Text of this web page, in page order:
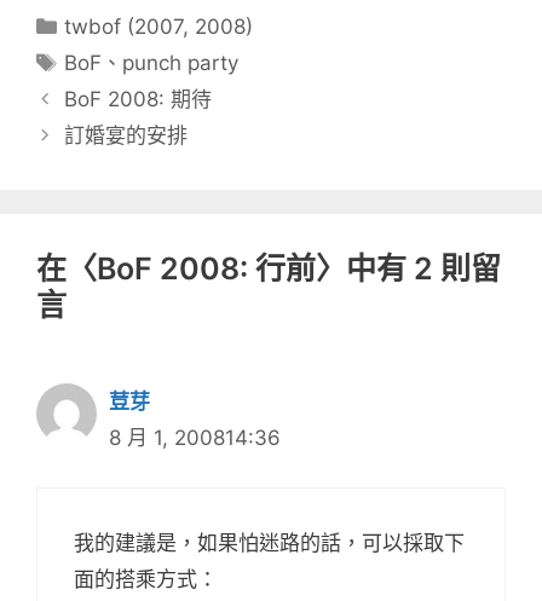
分
類
twbof (2007, 2008)
標
籤
BoF 、 punch party
BoF 2008: 期待
訂婚宴的安排
在〈BoF 2008: 行前〉中有 2 則留
言
荳芽
8 月 1, 200814:36
我的建議是，如果怕迷路的話，可以採取下
面的搭乘方式：